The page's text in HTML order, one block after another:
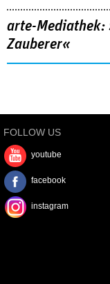
arte-Mediathek:
Zauberer«
FOLLOW US
youtube
facebook
instagram